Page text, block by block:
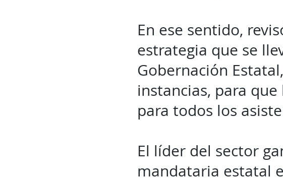
En ese sentido,
estrategia que se
Gobernación
instancias, para
para todos los
El líder del sector
mandataria estatal